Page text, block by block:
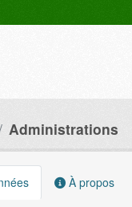
Administrations
À propos